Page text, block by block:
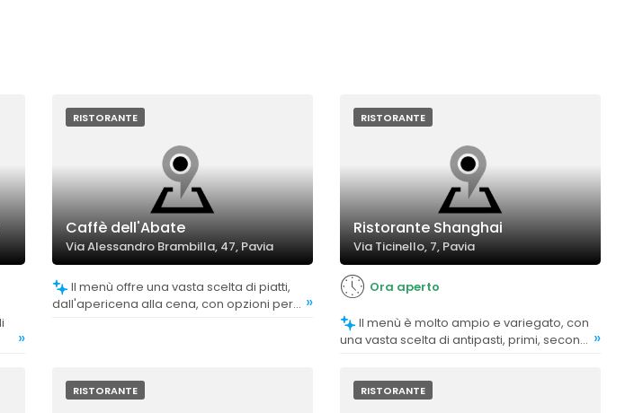
»
RISTORANTE
Caffè dell'Abate
Via Alessandro Brambilla, 47, Pavia
Il menù offre una vasta scelta di piatti,
dall'apericena alla cena, con opzioni per
»
RISTORANTE
Ristorante Shanghai
Via Ticinello, 7, Pavia
Ora aperto
Il menù è molto ampio e variegato, con
una vasta scelta di antipasti, primi, secondi »
RISTORANTE RISTORANTE